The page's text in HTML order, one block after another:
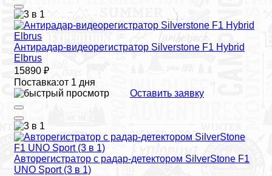
Антирадар-видеорегистратор Silverstone F1 Hybrid
Elbrus
15890 ₽
Поставка:от 1 дня
Оставить заявку
Авторегистратор с радар-детектором SilverStone F1
UNO Sport (3 в 1)